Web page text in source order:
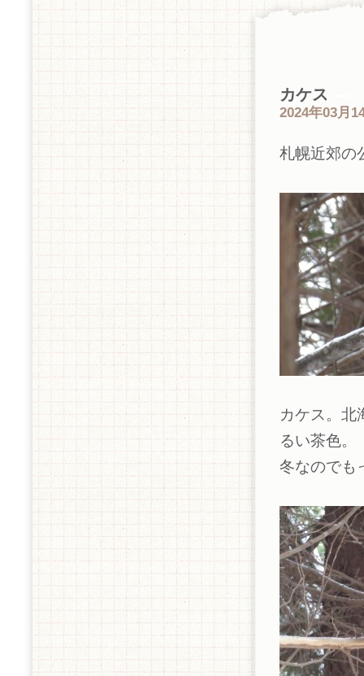
カケス
2024年03月
札幌近郊の
カケス。北
るい茶色。
冬なのでも